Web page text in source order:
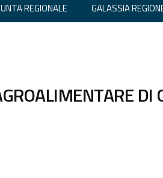
REGIONALE GALASSIA
DI